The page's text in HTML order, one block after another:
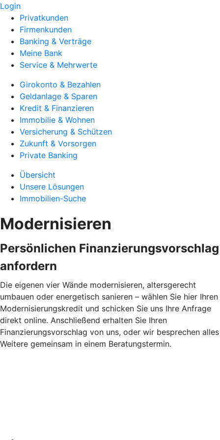
Login
Privatkunden
Firmenkunden
Banking & Verträge
Meine Bank
Service & Mehrwerte
Girokonto & Bezahlen
Geldanlage & Sparen
Kredit & Finanzieren
Immobilie & Wohnen
Versicherung & Schützen
Zukunft & Vorsorgen
Private Banking
Übersicht
Unsere Lösungen
Immobilien-Suche
Modernisieren
Persönlichen Finanzierungsvorschlag
anfordern
Die eigenen vier Wände modernisieren, altersgerecht
umbauen oder energetisch sanieren – wählen Sie hier Ihren
Modernisierungskredit und schicken Sie uns Ihre Anfrage
direkt online. Anschließend erhalten Sie Ihren
Finanzierungsvorschlag von uns, oder wir besprechen alles
Weitere gemeinsam in einem Beratungstermin.